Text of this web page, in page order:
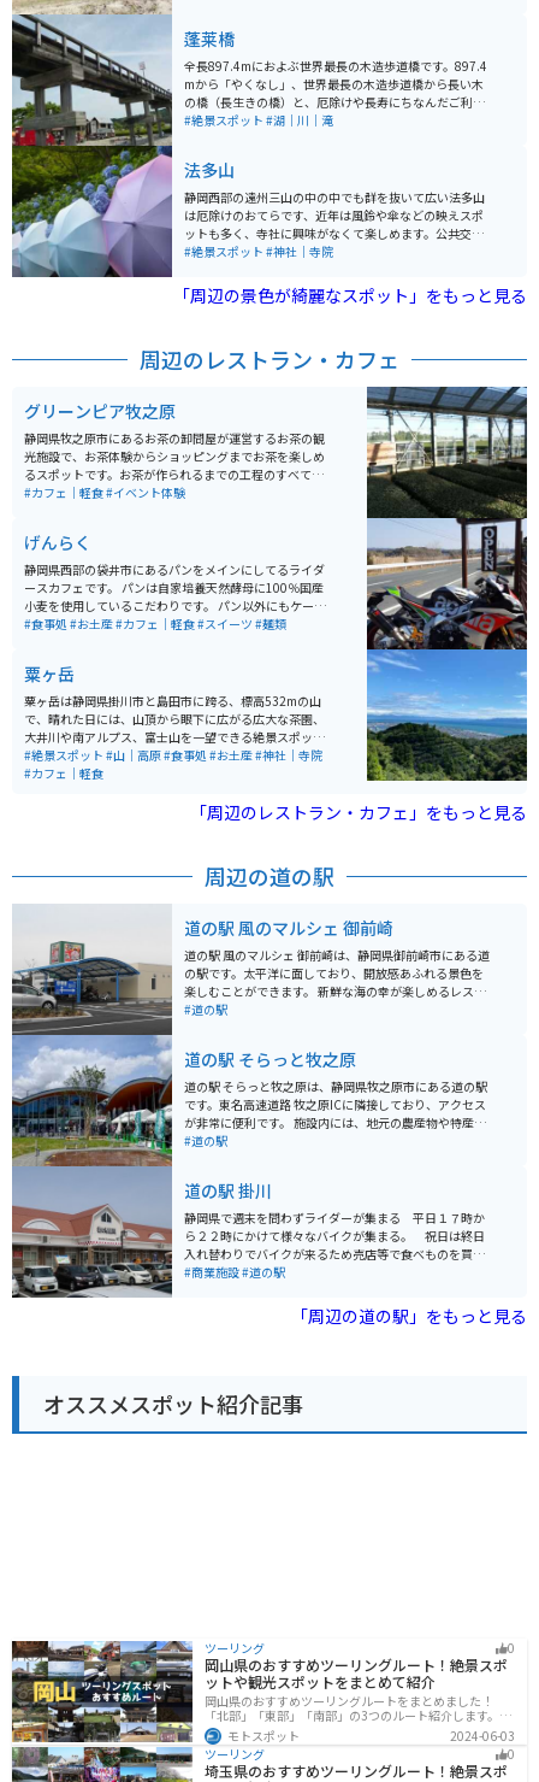
いましたが、家康の兵糧攻めに遭い落城しました。 美し
い山の形から鶴舞城の別称を持ち、国の史跡に指定され
ています。城跡は現在、自然に覆われた静かな遺跡とし
て残り、ハイキングや歴史探訪の場として人気です。か
つての戦いの歴史を感じながら、美しい自然の中で散策
蓬莱橋
全長897.4mにおよぶ世界最長の木造歩道橋です。897.4
mから「やくなし」、世界最長の木造歩道橋から長い木
の橋（長生きの橋）と、厄除けや長寿にちなんだご利益
スポットとして人気となっています。世界一長い木造歩
で歩行で渡るのに100円要ります。橋の上からの大井川
は絶景！何も遮るモノがないので夏は暑いです。冬なら
帰りに富士山も眺められます。橋のたもとに、掛川茶の
ソフトクリームと掛川茶を飲めるお休み処もあります。
#絶景スポット #湖｜川｜滝
法多山
静岡西部の遠州三山の中の中でも群を抜いて広い法多山
は厄除けのおてらです、近年は風鈴や傘などの映えスポ
ットも多く、寺社に興味がなくて楽しめます。公共交通
機関で行きにくいのでマイカーかバイクでいくのがぴっ
出来るお店は多く、参拝後は厄除け団子、参道では秋の
おでんが人気です。
#絶景スポット #神社｜寺院
「周辺の景色が綺麗なスポット」をもっと見る
周辺のレストラン・カフェ
グリーンピア牧之原
静岡県牧之原市にあるお茶の卸問屋が運営するお茶の観
光施設で、お茶体験からショッピングまでお茶を楽しめ
るスポットです。お茶が作られるまでの工程のすべてを
一つの建物の中で見学でき、グルメから体験まで幅広く
#カフェ｜軽食#イベント体験
げんらく
静岡県西部の袋井市にあるパンをメインにしてるライダ
ースカフェです。 パンは自家培養天然酵母に100％国産
小麦を使用しているこだわりです。 パン以外にもケーキ
やピラフ、ドリアが有り、どれも美味しいです。 店主も
は無いので、大人数（4人～）で行く場合は事前に連絡
しておいたほうが良いかもしれません。
#食事処 #お土産#カフェ｜軽食#スイーツ #麺類
粟ヶ岳
粟ヶ岳は静岡県掛川市と島田市に跨る、標高532mの山
で、晴れた日には、山頂から眼下に広がる広大な茶園、
大井川や南アルプス、富士山を一望できる絶景スポット
です。また、約500本の桜が咲き誇る名所としても知ら
れ、春には多くの花見客で賑わいます。阿波々神社が山
有名です。頂上にはカフェもあり、景色を見ながらお茶
#絶景スポット #山｜高原#食事処 #お土産#神社｜寺院
#カフェ｜軽食
「周辺のレストラン・カフェ」をもっと見る
周辺の道の駅
道の駅 風のマルシェ 御前崎
道の駅 風のマルシェ 御前崎は、静岡県御前崎市にある道
の駅です。太平洋に面しており、開放感あふれる景色を
楽しむことができます。 新鮮な海の幸が楽しめるレスト
ランや、地元の特産品を販売するショップが人気です。
また、バイクスタンドも設置されているので、ツーリン
グの休憩にも最適です。太平洋を眺めながら、潮風を感
じてリフレッシュできます。 周辺には、御前崎灯台や御
前崎ケープパークなど、観光スポットも点在していま
す。
#道の駅
道の駅 そらっと牧之原
道の駅 そらっと牧之原は、静岡県牧之原市にある道の駅
です。東名高速道路 牧之原ICに隣接しており、アクセス
が非常に便利です。 施設内には、地元の農産物や特産品
を販売する直売所や、軽食コーナー、レストランがあり
使った料理を味わうことができます。 そらっと牧之原
は、展望台としても人気があります。屋上展望台から
は、牧之原台地や茶畑、駿河湾、伊豆半島、富士山を一
望できます。特に晴れた日には、雄大な富士山を背景に
広がる茶畑の絶景を楽しむことができます。 バイクで訪
良好です。道の駅には、ツーリングマップなども用意さ
市は、緑茶の生産が盛んな地域です。道の駅でも、様々
な種類のお茶が販売されています。お土産に、地元産の
深蒸し茶を購入してみてはいかがでしょうか。 周辺に
#道の駅
道の駅 掛川
静岡県で週末を問わずライダーが集まる 平日１７時か
ら２２時にかけて様々なバイクが集まる。 祝日は終日
入れ替わりでバイクが来るため売店等で食べものを買い
バイクを眺めながら休憩をしている方が多くいる。近く
ライダーもいる。※道の駅掛川は、全国でも5本の指に
入るお茶の名産地である、静岡県掛川市に位置する道の
型車70台、特大車5台、身体障がい者用6台 ※駐車料金
無料。 24時間利用可能。 道の駅掛川の名物とろろ汁
ホームページに記載
#商業施設#道の駅
「周辺の道の駅」をもっと見る
オススメスポット紹介記事
ツーリング 0
岡山県のおすすめツーリングルート！絶景スポ
ットや観光スポットをまとめて紹介
岡山県のおすすめツーリングルートをまとめました！
「北部」「東部」「南部」の3つのルート紹介します。岡
山市や倉敷市など、歴史ある街並みも魅力的で、バイク
ツーリングに最適なスポットが多数あります。バイクで
岡山県にツーリングに行く際は参考にしてください。
モトスポット
2024-06-03
ツーリング
0
埼玉県のおすすめツーリングルート！絶景スポ